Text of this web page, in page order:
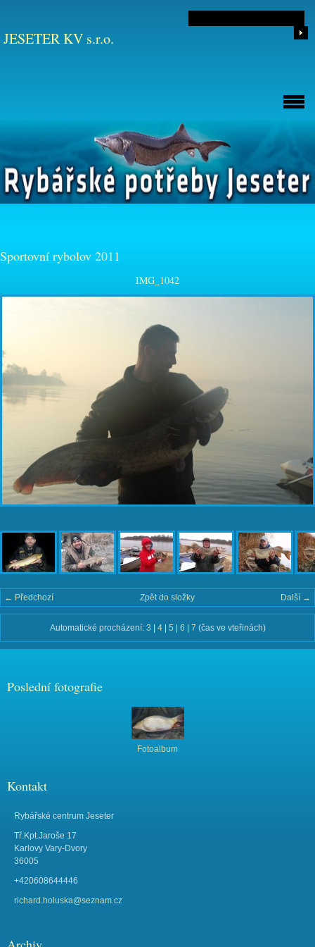
JESETER KV s.r.o.
Sportovní rybolov 2011
IMG_1042
← Předchozí Další →
Zpět do složky
Automatické procházení: 3 4| 5 6 7 (čas ve vteřinách)
Poslední fotografie
Fotoalbum
Kontakt
Rybářské centrum Jeseter
Tř.Kpt.Jaroše 17
Karlovy Vary-Dvory
36005
+420608644446
richard.holuska@seznam.cz